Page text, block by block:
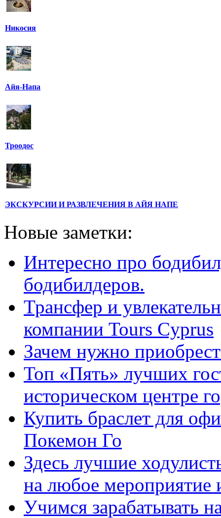
Никосия
Айя-Напа
Троодос
ЭКСКУРСИИ И РАЗВЛЕЧЕНИЯ В АЙЯ НАПЕ
Новые заметки:
Интересно про
бодибилдеров.
Трансфер и
компании Tours Cyprus
Зачем нужно
Топ «Пять» лучших
историческом центре
Купить браслет для
Покемон Го
Здесь лучшие
на любое мероприятие
Учимся зарабатывать